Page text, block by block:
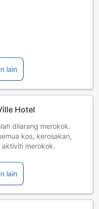
lain
Hotel
dilarang merokok.
kos, kerosakan,
merokok.
katil sedia ada.
katil bayi, ia mungkin
kepada
lain